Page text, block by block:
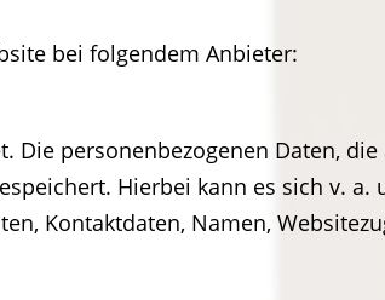
bei folgendem Anbieter:
Die personenbezogenen Daten,
Hierbei kann es sich v. a.
Kontaktdaten, Namen,